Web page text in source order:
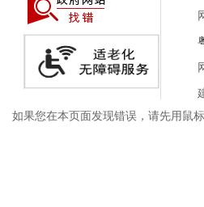
如果您在本页面发现错误，请先用鼠